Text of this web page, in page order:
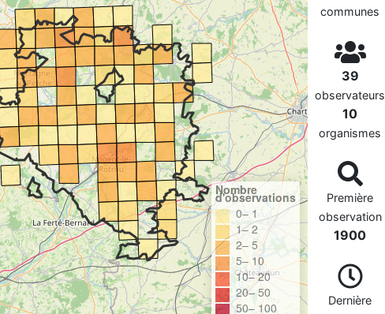
Nombre
d'observations
0– 1
1– 2
2– 5
5– 10
10– 20
20– 50
50– 100
communes
39
observateurs
10
organismes
Première
observation
1900
Dernière